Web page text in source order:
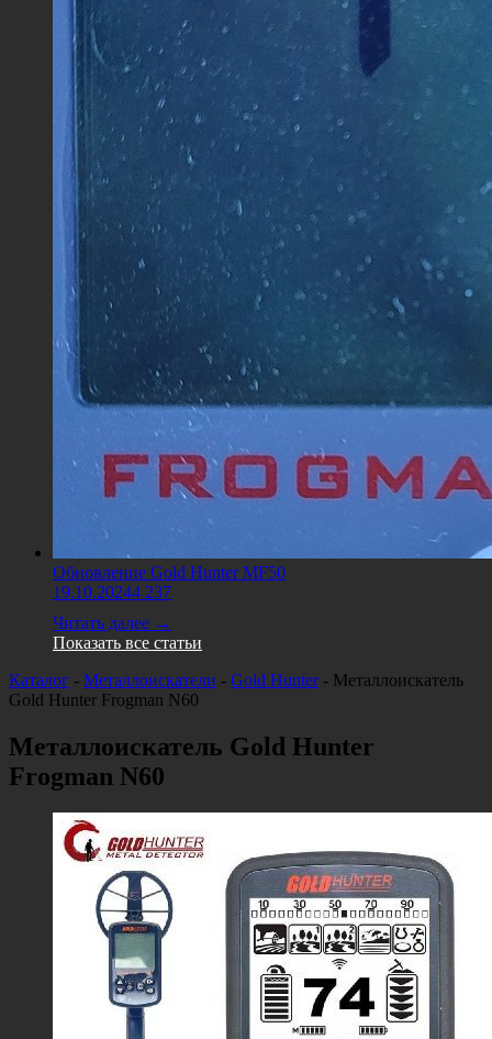
Обновление Gold Hunter MF50
19.10.20244 237
Читать далее →
Показать все статьи
Каталог - Металлоискатели - Gold Hunter- Металлоискатель
Gold Hunter Frogman N60
Металлоискатель Gold Hunter
Frogman N60